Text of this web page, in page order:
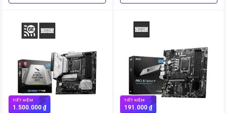
TIẾT KIỆM
1.500.000 ₫
TIẾT KIỆM
191.000 ₫